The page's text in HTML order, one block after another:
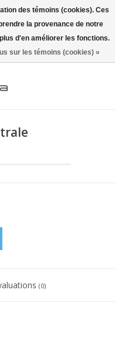
(0)
des témoins (cookies). Ces
la provenance de notre
d'en améliorer les fonctions.
sur les témoins (cookies) »